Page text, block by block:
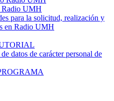
Radio UMH
para la solicitud, realización y
en Radio UMH
datos de carácter personal de